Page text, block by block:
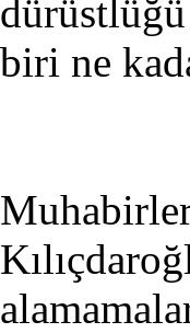
dürüstlüğü
biri ne